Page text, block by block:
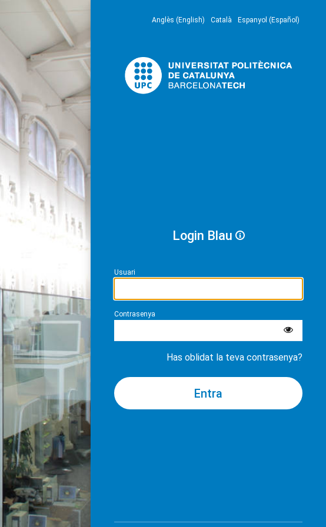
Anglès (English) Català Espanyol (Español)
Login Blau
Usuari
Contrasenya
Has oblidat la teva contrasenya?